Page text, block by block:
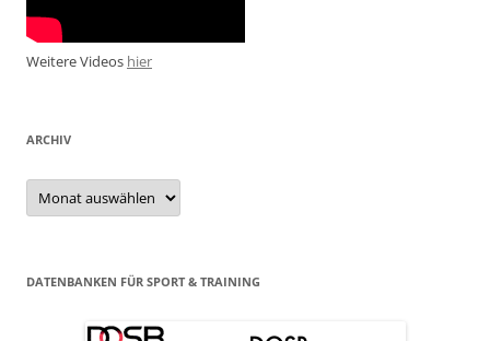
Weitere Videos hier
ARCHIV
Archiv
DATENBANKEN FÜR SPORT & TRAINING